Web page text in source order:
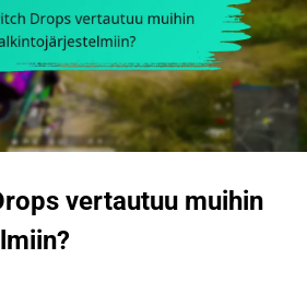
vertautuu muihin